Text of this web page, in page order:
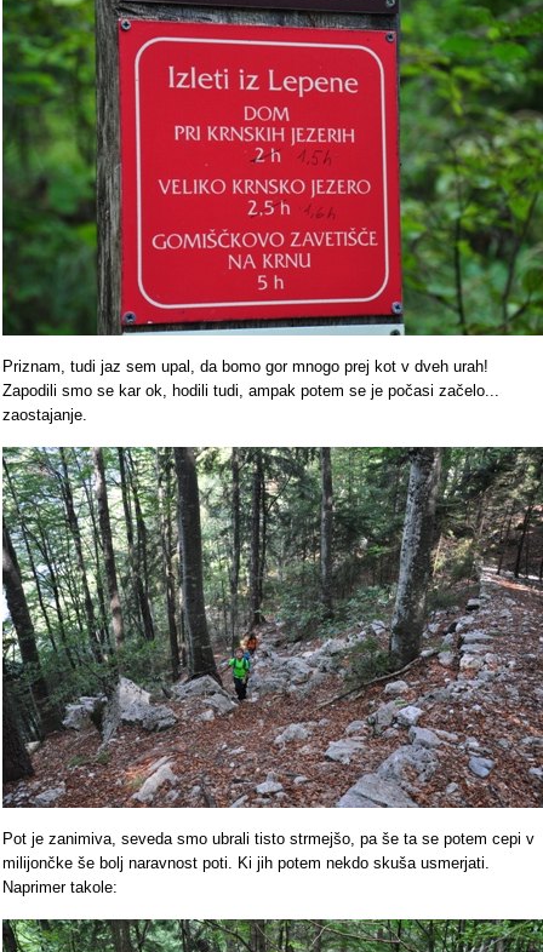
Priznam, tudi jaz sem upal, da bomo gor mnogo prej kot v dveh urah!
Zapodili smo se kar ok, hodili tudi, ampak potem se je počasi začelo...
zaostajanje.
Pot je zanimiva, seveda smo ubrali tisto strmejšo, pa še ta se potem cepi v
milijončke še bolj naravnost poti. Ki jih potem nekdo skuša usmerjati.
Naprimer takole: